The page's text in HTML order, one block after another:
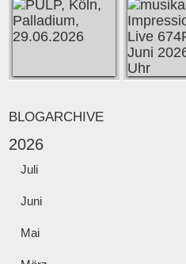
BLOGARCHIVE
2026
Juli
Juni
Mai